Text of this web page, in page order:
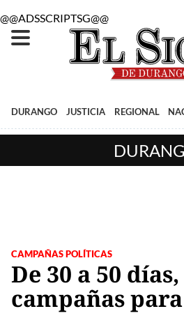
@@ADSSCRIPTSG@@
DURANGO JUSTICIA REGIONAL
CAMPAÑAS POLÍTICAS
De 30 a 50
campañas